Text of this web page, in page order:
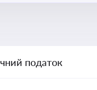
податок